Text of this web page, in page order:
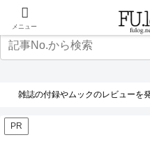
雑誌の付録やムックのレビューを
PR
メニュー